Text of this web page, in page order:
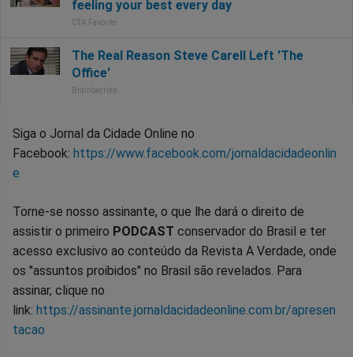
Siga o Jornal da Cidade Online no
Facebook: https://www.facebook.com/jornaldacidadeonlin
e
Torne-se nosso assinante, o que lhe dará o direito de
assistir o primeiro PODCAST conservador do Brasil e ter
acesso exclusivo ao conteúdo da Revista A Verdade, onde
os "assuntos proibidos" no Brasil são revelados. Para
assinar, clique no
link: https://assinante.jornaldacidadeonline.com.br/apresen
tacao